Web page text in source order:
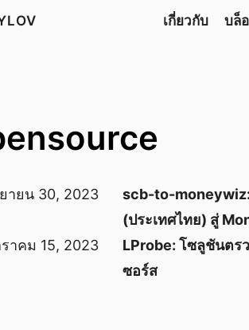
เกี่ยวกับ บล็
ายน 30, 2023
scb-to-moneywiz:
(ประเทศไทย) สู่
าคม 15, 2023
LProbe: โซลูชันตร
ซอร์ส